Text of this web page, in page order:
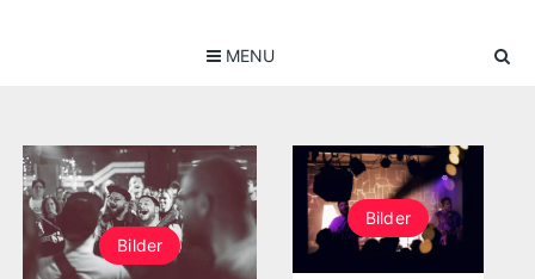
MENU
Bilder
Bilder